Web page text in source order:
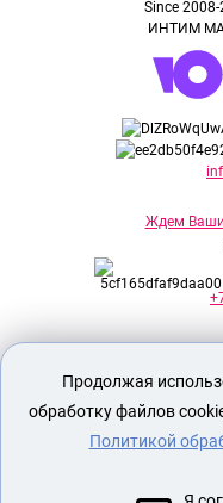
Since
ИНТИМ
Ждем
Секс шоп
Вся
Продолжая
обработку файлов
Политикой